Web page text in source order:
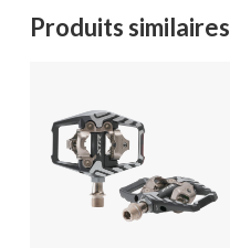
Produits similaires